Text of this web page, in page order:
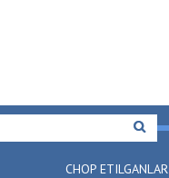
CHOP ETILGANLAR